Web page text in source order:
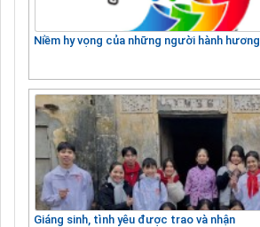
Niềm hy vọng của những người hành hương
Giáng sinh, tình yêu được trao và nhận